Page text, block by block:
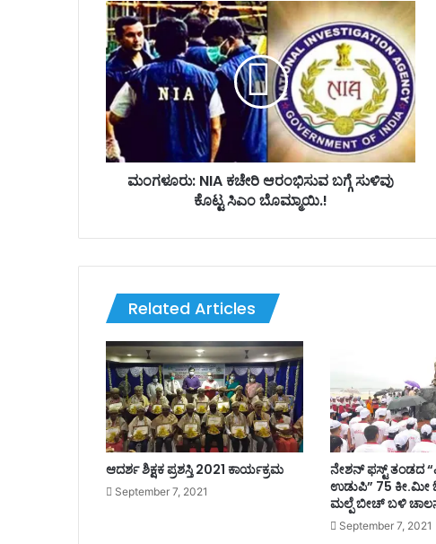
ಮಂ
ಗ
ಳೂ
ರು
N
I
A
ಕ
ರಂ
ವ
ಬ
ಗೆ
ಸು
ಳಿ
ವು
ಕೊ
ಟ್
ಟ
ಎಂ
ಮಂಗಳೂರು: NIA ಕಚೇರಿ ಆರಂಭಿಸುವ ಬಗ್ಗೆ ಸುಳಿವು
ಕೊಟ್ಟ ಸಿಎಂ ಬೊಮ್ಮಾಯಿ.!
Related Articles
ಆದರ್ಶ ಶಿಕ್ಷಕ ಪ್ರಶಸ್ತಿ 2021 ಕಾರ್ಯಕ್ರಮ
September 7, 2021
ನೇಶನ್ ಫಸ್ಟ್ ತಂಡದ
ಉಡುಪಿ” 75 ಕೀ.ಮೀ
ಮಲ್ಪೆ ಬೀಚ್ ಬಳಿ
September 7, 2021